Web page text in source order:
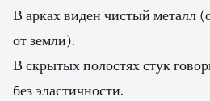
В арках виден чистый металл
от земли).
В скрытых полостях стук
без эластичности.